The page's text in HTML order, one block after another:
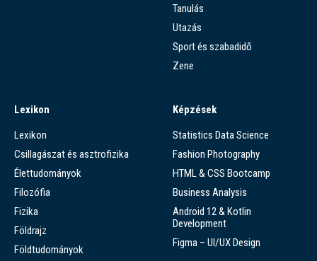
Tanulás
Utazás
Sport és szabadidő
Zene
Lexikon
Lexikon
Csillagászat és asztrofizika
Élettudományok
Filozófia
Fizika
Földrajz
Földtudományok
Képzések
Statistics Data Science
Fashion Photography
HTML & CSS Bootcamp
Business Analysis
Android 12 & Kotlin
Development
Figma – UI/UX Design